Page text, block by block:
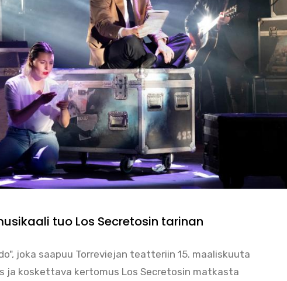
tuo Los Secretosin tarinan
joka saapuu Torreviejan teatteriin 15. maaliskuuta
ja koskettava kertomus Los Secretosin matkasta